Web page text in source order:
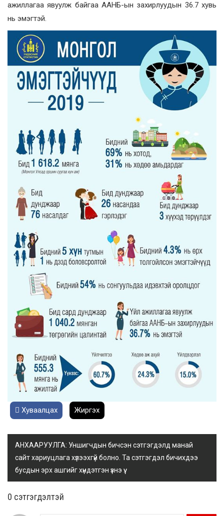
ажиллагаа явуулж байгаа ААНБ-ын захирлуудын 36.7 хувь
нь эмэгтэй.
Хуваалцах Жиргэх
АНХААРУУЛГА: Уншигчдын бичсэн сэтгэгдэлд манай
сайт хариуцлага хүлээхгүй болно. Та сэтгэгдэл бичихдээ
бусдын эрх ашгийг хүндэтгэн үзнэ үү.
0 cэтгэгдэлтэй